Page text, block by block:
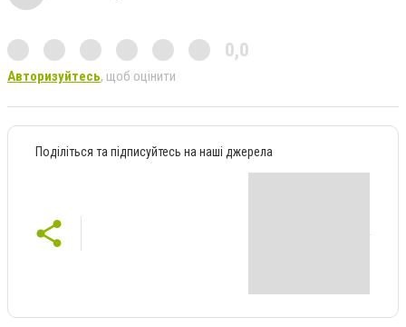
0,0
Авторизуйтесь, щоб оцінити
Поділіться та підписуйтесь на наші джерела